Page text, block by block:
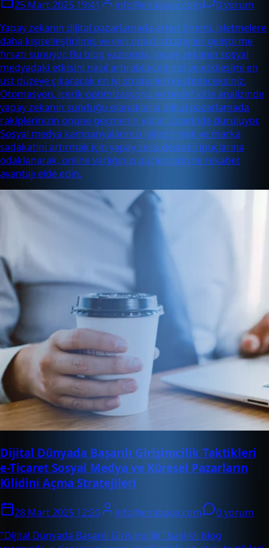
25 Mart 2025 19:41 info@enabase.com
0 yorum
Yapay zekanın dijital pazarlamada artan önemi, işletmelere
daha kişiselleştirilmiş ve veri odaklı stratejiler geliştirme
fırsatı sunuyor. Bu blog yazısında, yapay zekanın sosyal
medyadaki etkisini nasıl artırabileceğinizi ve etkileşimi en
üst düzeye çıkaracak en iyi stratejileri keşfedeceksiniz.
Otomasyon, içerik optimizasyonu ve hedef kitle analizinde
yapay zekanın sunduğu olanaklarla dijital pazarlamada
rakiplerinizin önüne geçmenin yolları üzerinde duruluyor.
Sosyal medya kampanyalarınızı iyileştirmek ve marka
sadakatini artırmak için yapay zeka destekli ipuçlarına
odaklanarak, online varlığınızı güçlendirin ve rekabet
avantajı elde edin.
Dijital Dünyada Başarılı Girişimcilik Taktikleri
e-Ticaret Sosyal Medya ve Küresel Pazarların
Kilidini Açma Stratejileri
28 Mart 2025 12:20 info@enabase.com
0 yorum
"Dijital Dünyada Başarılı Girişimcilik" başlıklı blog